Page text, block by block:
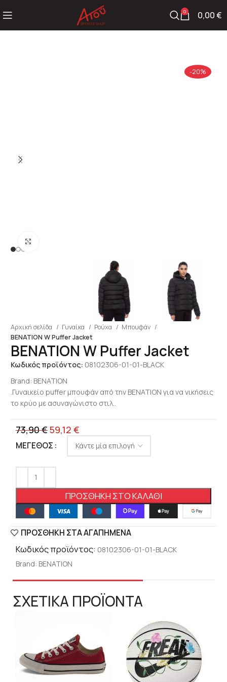
0 0,00€
-20%
Αρχική σελίδα Γυναίκα Ρούχα
Μπουφάν
BENATION W Puffer Jacket
BENATION W Puffer Jacket
Κωδικός προϊόντος: 08102306-01-01-BLACK
Brand: BENATION
.Γυναικείο puffer μπουφάν από την BENATION για να νικήσεις
το κρύο με ασυναγώνιστο στιλ..
73,90€59,12 €
ΜΈΓΕΘΟΣ
ΠΡΟΣΘΉΚΗ ΣΤΟ ΚΑΛΆΘΙ
ΠΡΟΣΘΉΚΗ ΣΤΑ ΑΓΑΠΗΜΈΝΑ
Κωδικός προϊόντος: 08102306-01-01-BLACK
Brand: BENATION
ΣΧΕΤΙΚΑ ΠΡΟΪΟΝΤΑ